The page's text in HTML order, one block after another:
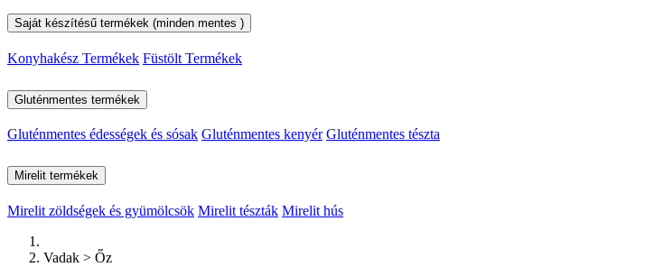
Saját készítésű termékek (minden mentes )
Konyhakész Termékek Füstölt Termékek
Gluténmentes termékek
Gluténmentes édességek és sósak Gluténmentes kenyér Gluténmentes tészta
Mirelit termékek
Mirelit zöldségek és gyümölcsök Mirelit tészták Mirelit hús
Vadak > Őz